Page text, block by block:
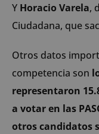
Y Horacio Varela,
Ciudadana, que
Otros datos
competencia son
representaron
a votar en las
otros candidatos